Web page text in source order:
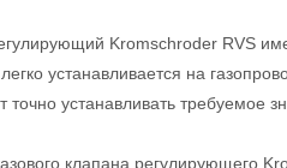
Kromschroder RVS
устанавливается на
точно устанавливать требуемое
клапана регулирующего